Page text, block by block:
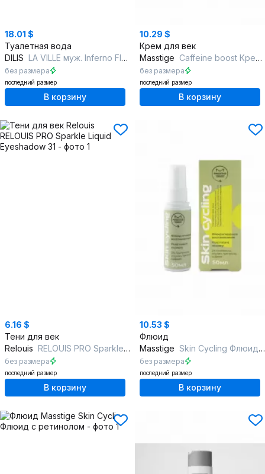
18.01 $
Туалетная вода
DILIS LA VILLE муж. Inferno Flame
без размера
последний размер
В корзину
10.29 $
Крем для век
Masstige Caffeine boost Крем для кожи вокруг глаз
без размера
последний размер
В корзину
6.16 $
Тени для век
Relouis RELOUIS PRO Sparkle Liquid Eyeshadow 31
без размера
последний размер
В корзину
10.53 $
Флюид
Masstige Skin Cycling Флюид мгновенное восстановление
без размера
последний размер
В корзину